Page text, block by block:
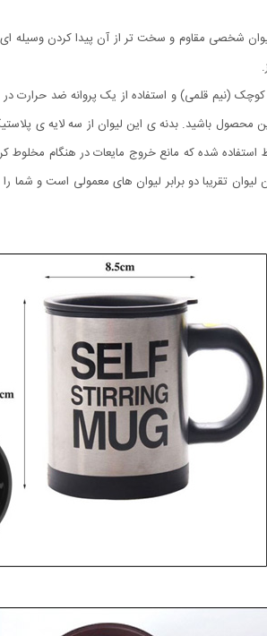
شخصی مقاوم و سخت تر از آن پیدا کردن وسیله
کوچک (نیم قلمی) و استفاده از یک پروانه ضد
باشید. بدنه ی این لیوان از سه لایه ی
شده که مانع خروج مایعات در هنگام مخلوط
تقریبا دو برابر لیوان های معمولی است و